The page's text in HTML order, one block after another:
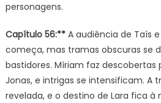
personagens.
Capítulo 56:**A audiência de Taís
começa, mas tramas obscuras se
bastidores. Míriam faz descobertas
Jonas, e intrigas se intensificam. A
revelada, e o destino de Lara fica à